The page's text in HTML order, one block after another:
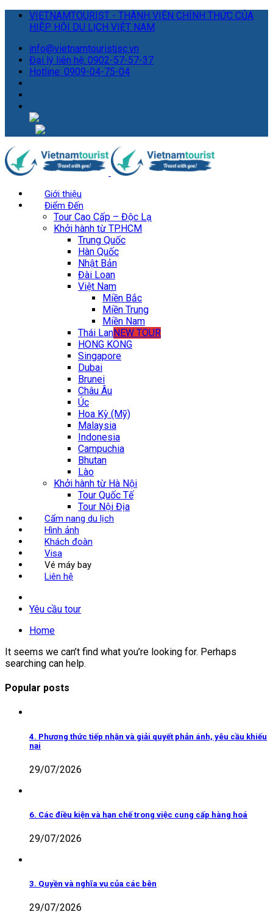
VIETNAMTOURIST - THÀNH VIÊN CHÍNH THỨC CỦA
HIỆP HỘI DU LỊCH VIỆT NAM
info@vietnamtouristjsc.vn
Đại lý liên hệ: 0902-57-57-37
Hotline: 0909-04-75-04
Giới thiệu
Điểm Đến
Tour Cao Cấp – Độc Lạ
Khởi hành từ TP.HCM
Trung Quốc
Hàn Quốc
Nhật Bản
Đài Loan
Việt Nam
Miền Bắc
Miền Trung
Miền Nam
Thái LanNEW TOUR
HONG KONG
Singapore
Dubai
Brunei
Châu Âu
Úc
Hoa Kỳ (Mỹ)
Malaysia
Indonesia
Campuchia
Bhutan
Lào
Khởi hành từ Hà Nội
Tour Quốc Tế
Tour Nội Địa
Cẩm nang du lịch
Hình ảnh
Khách đoàn
Visa
Vé máy bay
Liên hệ
Yêu cầu tour
Home
It seems we can’t find what you’re looking for. Perhaps
searching can help.
Popular posts
4. Phương thức tiếp nhận và giải quyết phản ánh, yêu cầu khiếu
nại
29/07/2026
6. Các điều kiện và hạn chế trong việc cung cấp hàng hoá
29/07/2026
3. Quyền và nghĩa vụ của các bên
29/07/2026